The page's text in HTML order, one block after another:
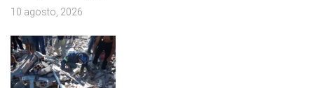
10 agosto, 2026